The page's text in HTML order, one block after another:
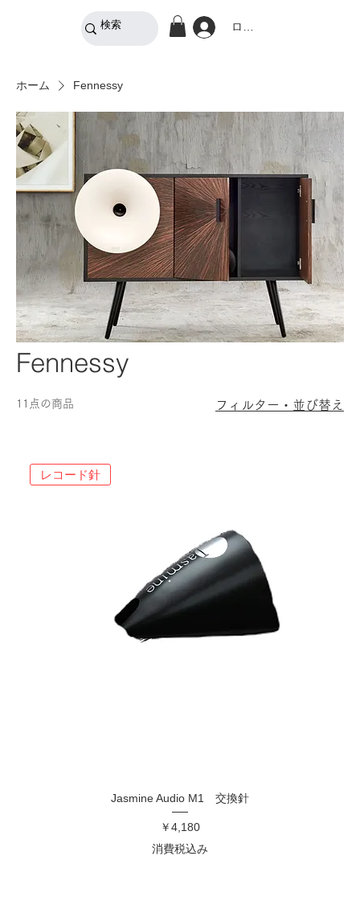
ログイン
ホーム Fennessy
Fennessy
11点の商品 フィルター・並び替え
レコード針
Jasmine Audio M1 交換針
価格
￥4,180
消費税込み